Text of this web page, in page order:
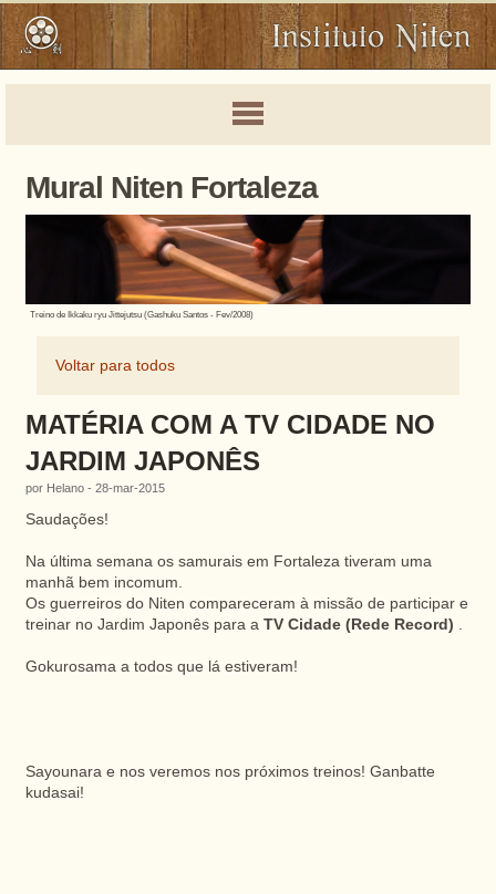
Mural Niten Fortaleza
Treino de Ikkaku ryu Jittejutsu (Gashuku Santos - Fev/2008)
Voltar para todos
MATÉRIA COM A TV CIDADE NO
JARDIM JAPONÊS
por Helano - 28-mar-2015
Saudações!
Na última semana os samurais em Fortaleza tiveram uma
manhã bem incomum.
Os guerreiros do Niten compareceram à missão de participar e
treinar no Jardim Japonês para a TV Cidade (Rede Record)
Gokurosama a todos que lá estiveram!
Sayounara e nos veremos nos próximos treinos! Ganbatte
kudasai!